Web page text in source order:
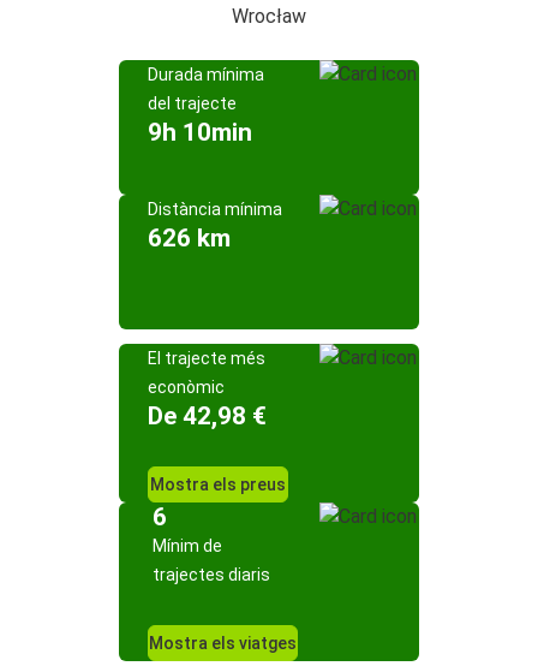
Wrocław
Durada mínima
del trajecte
9h 10min
Distància mínima
626 km
El trajecte més
econòmic
De 42,98 €
Mostra els preus
6
Mínim de
trajectes diaris
Mostra els viatges